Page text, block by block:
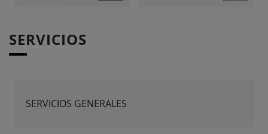
SERVICIOS
SERVICIOS GENERALES